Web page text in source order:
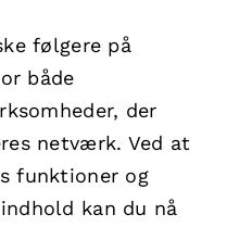
følgere på
både
der
netværk. Ved at
funktioner og
kan du nå